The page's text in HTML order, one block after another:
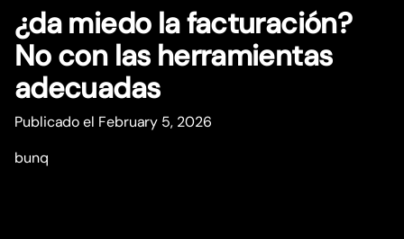
¿da miedo la facturación?
No con las herramientas
adecuadas
Publicado el February 5, 2026
bunq